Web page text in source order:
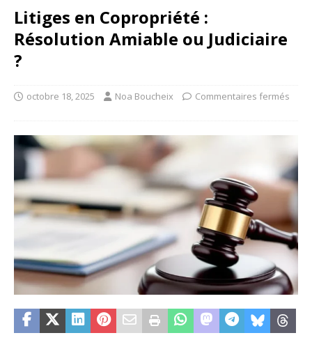
Litiges en Copropriété :
Résolution Amiable ou Judiciaire
?
octobre 18, 2025 Noa Boucheix Commentaires fermés